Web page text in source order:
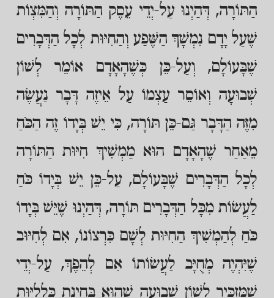
הַתּוֹרָה, דְּהַיְנוּ עַל-יְדֵי עֵסֶק הַתּוֹרָה וְהַמִּצְוֹת
שֶׁעַל יָדָם נִמְשָׁךְ הַשֶּׁפַע וְהַחִיּוּת לְכָל הַדְּבָרִים
שֶׁבָּעוֹלָם, וְעַל-כֵּן כְּשֶׁהָאָדָם אוֹמֵר לְשׁוֹן
שְׁבוּעָה וְאוֹסֵר עַצְמוֹ עַל אֵיזֶה דָּבָר נַעֲשֶׂה
מִזֶּה הַדָּבָר גַּם-כֵּן תּוֹרָה, כִּי יֵשׁ בְּיָדוֹ זֶה הַכֹּחַ
מֵאַחַר שֶׁהָאָדָם הוּא מַמְשִׁיךְ חִיּוּת הַתּוֹרָה
לְכָל הַדְּבָרִים שֶׁבָּעוֹלָם, עַל-כֵּן יֵשׁ בְּיָדוֹ כֹּחַ
לַעֲשׂוֹת מִכָּל הַדְּבָרִים תּוֹרָה, דְּהַיְנוּ שֶׁיֵּשׁ בְּיָדוֹ
כֹּחַ לְהַמְשִׁיךְ הַחִיּוּת לְשָׁם כִּרְצוֹנוֹ, אִם לְחִיּוּב
שֶׁיִּהְיֶה מְחֻיָּב לַעֲשׂוֹתוֹ אִם לְהֵפֶךְ, עַל-יְדֵי
שֶׁמַּזְכִּיר לְשׁוֹן שְׁבוּעָה שֶׁהוּא בְּחִינַת כְּלָלִיּוּת